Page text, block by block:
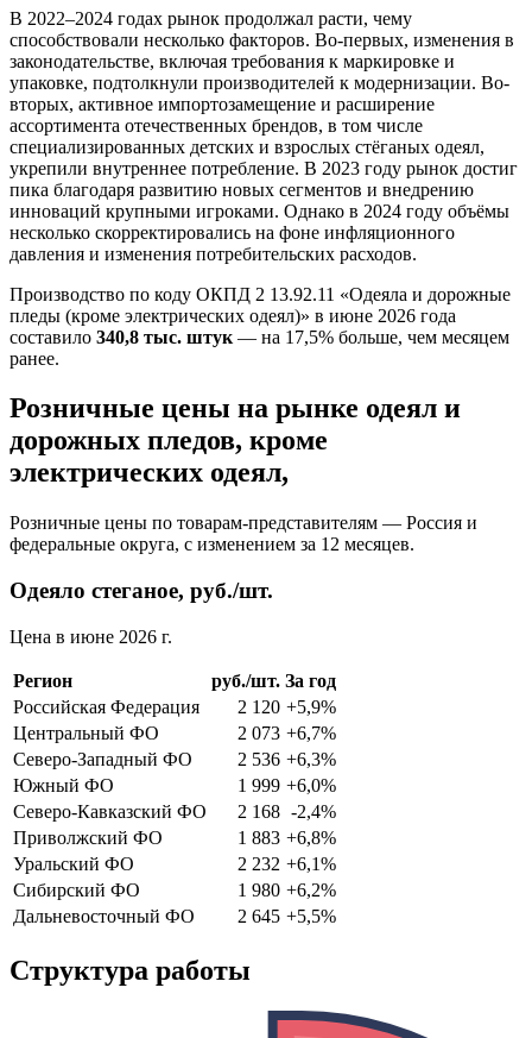
В 2022–2024 годах рынок продолжал расти, чему
способствовали несколько факторов. Во-первых, изменения в
законодательстве, включая требования к маркировке и
упаковке, подтолкнули производителей к модернизации. Во-
вторых, активное импортозамещение и расширение
ассортимента отечественных брендов, в том числе
специализированных детских и взрослых стёганых одеял,
укрепили внутреннее потребление. В 2023 году рынок достиг
пика благодаря развитию новых сегментов и внедрению
инноваций крупными игроками. Однако в 2024 году объёмы
несколько скорректировались на фоне инфляционного
давления и изменения потребительских расходов.
Производство по коду ОКПД 2 13.92.11 «Одеяла и дорожные
пледы (кроме электрических одеял)» в июне 2026 года
составило 340,8 тыс. штук — на 17,5% больше, чем месяцем
ранее.
Розничные цены на рынке одеял и
дорожных пледов, кроме
электрических одеял,
Розничные цены по товарам-представителям — Россия и
федеральные округа, с изменением за 12 месяцев.
Одеяло стеганое, руб./шт.
Цена в июне 2026 г.
Регион руб./шт. За год
Российская Федерация
2 120 +5,9%
Центральный ФО
2 073 +6,7%
Северо-Западный ФО
2 536 +6,3%
Южный ФО
1 999 +6,0%
Северо-Кавказский ФО
2 168 -2,4%
Приволжский ФО
1 883 +6,8%
Уральский ФО
2 232 +6,1%
Сибирский ФО
1 980 +6,2%
Дальневосточный ФО
2 645 +5,5%
Структура работы